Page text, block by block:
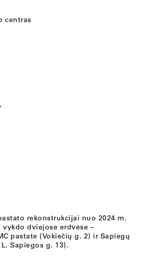
centras
rekonstrukcijai nuo 2024 m.
vykdo dviejose erdvėse –
pastate (Vokiečių g. 2) ir Sapiegų
Sapiegos g. 13).